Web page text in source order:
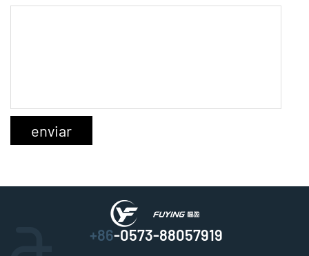
+86-0573-88057919